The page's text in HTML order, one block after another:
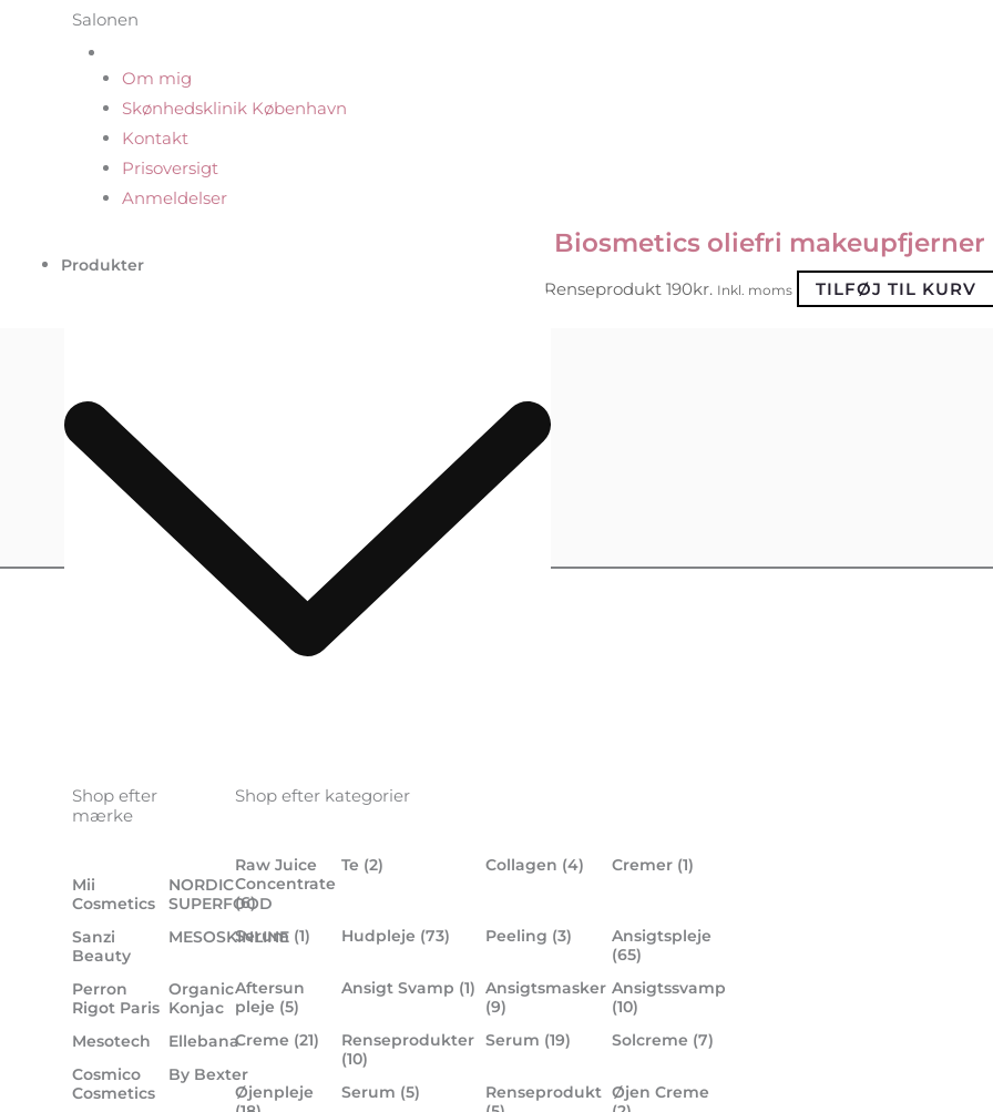
Salonen
Om mig
Skønhedsklinik København
Kontakt
Prisoversigt
Anmeldelser
Produkter
Shop efter
mærke
Mii
Cosmetics
NORDIC
SUPERFOOD
Sanzi
Beauty
MESOSKINLINE
Perron
Rigot Paris
Organic
Konjac
Mesotech
Ellebana
Cosmico
Cosmetics
By Bexter
Shop efter kategorier
Raw Juice
Concentrate
(6)
Te (2) Collagen (4) Cremer (1)
Serum (1) Hudpleje (73) Peeling (3)
Ansigtspleje
(65)
Aftersun
pleje (5)
Ansigt Svamp (1)
Ansigtsmasker
(9)
Ansigtssvamp
(10)
Creme (21)
Renseprodukter
(10)
Serum (19) Solcreme (7)
Øjenpleje
Serum (5)
Renseprodukt
Øjen Creme
Biosmetics oliefri makeupfjerner
Renseprodukt 190kr. Inkl. moms TILFØJ TIL KURV